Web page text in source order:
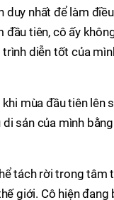
nhất để làm
đầu tiên, cô ấy
diễn tốt của
mùa đầu tiên lên
sản của mình
tách rời trong tâm
giới. Cô hiện đang